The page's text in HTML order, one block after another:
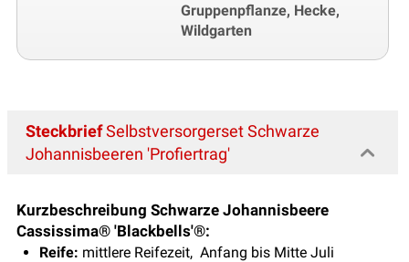
Gruppenpflanze, Hecke,
Wildgarten
SteckbriefSelbstversorgerset Schwarze
Johannisbeeren 'Profiertrag'
Kurzbeschreibung Schwarze Johannisbeere
Cassissima® 'Blackbells'®:
Reife: mittlere Reifezeit, Anfang bis Mitte Juli